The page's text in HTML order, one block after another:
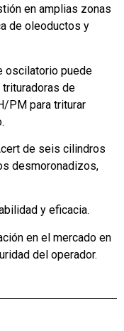
en amplias zonas
de oleoductos y
oscilatorio puede
de
PM para triturar
de seis cilindros
desmoronadizos,
y eficacia.
en el mercado en
del operador.